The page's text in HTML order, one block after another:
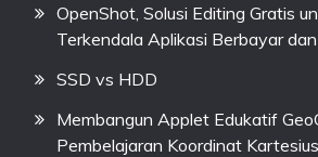
OpenShot, Solusi Editing Gratis
Terkendala Aplikasi Berbayar
SSD vs HDD
Membangun Applet Edukatif
Pembelajaran Koordinat Kartesius